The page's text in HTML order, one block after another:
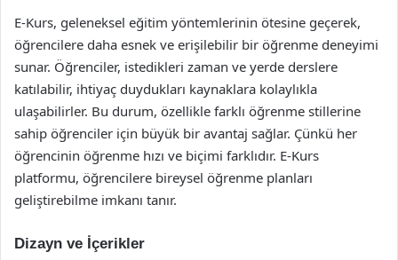
E-Kurs, geleneksel eğitim yöntemlerinin ötesine geçerek,
öğrencilere daha esnek ve erişilebilir bir öğrenme deneyimi
sunar. Öğrenciler, istedikleri zaman ve yerde derslere
katılabilir, ihtiyaç duydukları kaynaklara kolaylıkla
ulaşabilirler. Bu durum, özellikle farklı öğrenme stillerine
sahip öğrenciler için büyük bir avantaj sağlar. Çünkü her
öğrencinin öğrenme hızı ve biçimi farklıdır. E-Kurs
platformu, öğrencilere bireysel öğrenme planları
geliştirebilme imkanı tanır.
Dizayn ve İçerikler